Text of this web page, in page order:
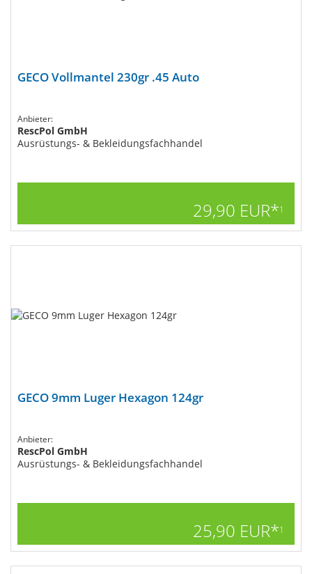
GECO Vollmantel 230gr .45 Auto
Anbieter:
RescPol GmbH
Ausrüstungs- & Bekleidungsfachhandel
29,90 EUR*1
GECO 9mm Luger Hexagon 124gr
Anbieter:
RescPol GmbH
Ausrüstungs- & Bekleidungsfachhandel
25,90 EUR*1